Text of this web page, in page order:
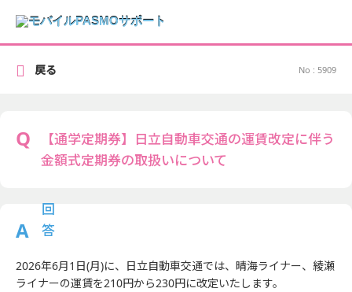
No : 5909
【通学定期券】日立自動車交通の運賃改定に伴う
金額式定期券の取扱いについて
2026年6月1日(月)に、日立自動車交通では、晴海ライナー、綾瀬
ライナーの運賃を210円から230円に改定いたします。
戻る